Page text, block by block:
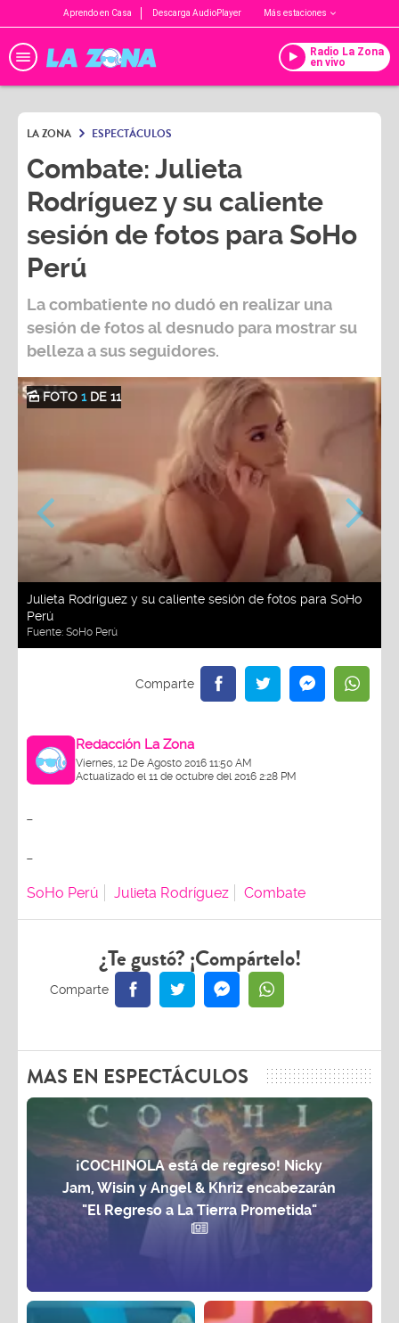
Aprendo en Casa Descarga AudioPlayer Más estaciones
Radio La Zona
en vivo
LA ZONA ESPECTÁCULOS
Combate: Julieta
Rodríguez y su caliente
sesión de fotos para SoHo
Perú
La combatiente no dudó en realizar una
sesión de fotos al desnudo para mostrar su
belleza a sus seguidores.
Julieta Rodríguez y su caliente sesión de fotos para SoHo
Perú
Fuente: SoHo Perú
FOTO 1DE 11
Redacción La Zona
Viernes, 12 De Agosto 2016 11:50 AM
Actualizado el 11 de octubre del 2016 2:28 PM
SoHo Perú Julieta Rodríguez Combate
¿Te gustó? ¡Compártelo!
MAS EN ESPECTÁCULOS
¡COCHINOLA está de regreso! Nicky
Jam, Wisin y Angel & Khriz encabezarán
"El Regreso a La Tierra Prometida"